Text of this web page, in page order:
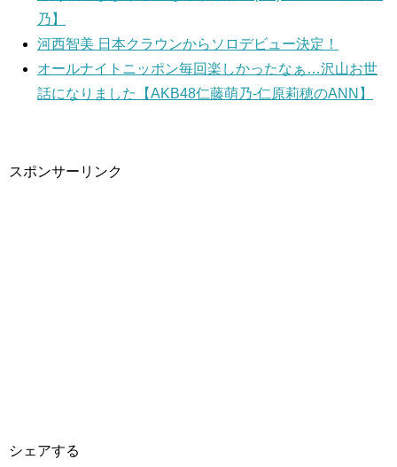
乃】
河西智美 日本クラウンからソロデビュー決定！
オールナイトニッポン毎回楽しかったなぁ…沢山お世
話になりました【AKB48仁藤萌乃-仁原莉穂のANN】
スポンサーリンク
シェアする